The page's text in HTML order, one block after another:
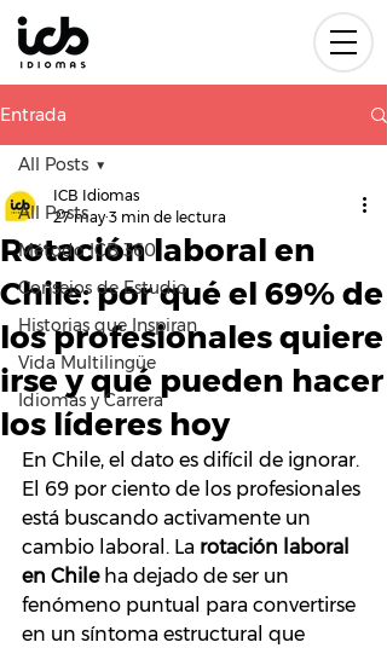
Entrada
All Posts
Método ICB 360
Consejos de Estudio
Historias que Inspiran
Vida Multilingüe
Idiomas y Carrera
All Posts
Rotación laboral en
Chile: por qué el 69% de
los profesionales quiere
irse y qué pueden hacer
los líderes hoy
ICB Idiomas
27 may 3 min de lectura
En Chile, el dato es difícil de ignorar.
El 69 por ciento de los profesionales
está buscando activamente un
cambio laboral. La rotación laboral
en Chile ha dejado de ser un
fenómeno puntual para convertirse
en un síntoma estructural que